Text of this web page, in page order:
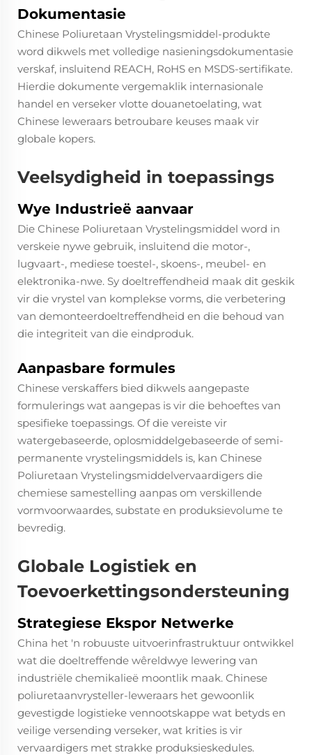
Dokumentasie
Chinese Poliuretaan Vrystelingsmiddel-produkte
word dikwels met volledige nasieningsdokumentasie
verskaf, insluitend REACH, RoHS en MSDS-sertifikate.
Hierdie dokumente vergemaklik internasionale
handel en verseker vlotte douanetoelating, wat
Chinese leweraars betroubare keuses maak vir
globale kopers.
Veelsydigheid in toepassings
Wye Industrieë aanvaar
Die Chinese Poliuretaan Vrystelingsmiddel word in
verskeie nywe gebruik, insluitend die motor-,
lugvaart-, mediese toestel-, skoens-, meubel- en
elektronika-nwe. Sy doeltreffendheid maak dit geskik
vir die vrystel van komplekse vorms, die verbetering
van demonteerdoeltreffendheid en die behoud van
die integriteit van die eindproduk.
Aanpasbare formules
Chinese verskaffers bied dikwels aangepaste
formulerings wat aangepas is vir die behoeftes van
spesifieke toepassings. Of die vereiste vir
watergebaseerde, oplosmiddelgebaseerde of semi-
permanente vrystelingsmiddels is, kan Chinese
Poliuretaan Vrystelingsmiddelvervaardigers die
chemiese samestelling aanpas om verskillende
vormvoorwaardes, substate en produksievolume te
bevredig.
Globale Logistiek en
Toevoerkettingsondersteuning
Strategiese Ekspor Netwerke
China het 'n robuuste uitvoerinfrastruktuur ontwikkel
wat die doeltreffende wêreldwye lewering van
industriële chemikalieë moontlik maak. Chinese
poliuretaanvrysteller-leweraars het gewoonlik
gevestigde logistieke vennootskappe wat betyds en
veilige versending verseker, wat krities is vir
vervaardigers met strakke produksieskedules.